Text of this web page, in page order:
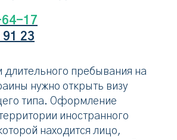
17
23
длительного пребывания на
нужно открыть визу
типа. Оформление
иностранного
находится лицо,